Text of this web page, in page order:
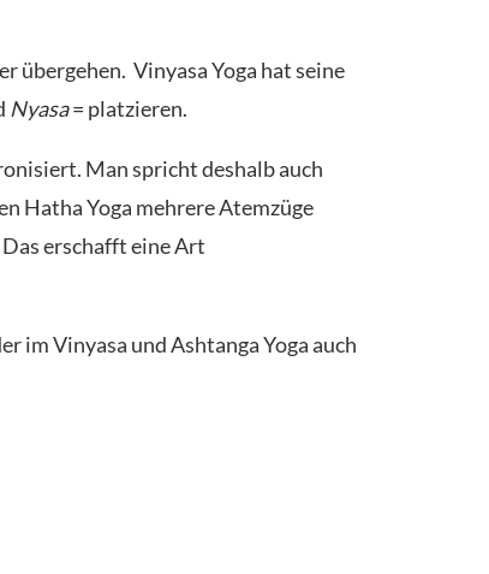
übergehen. Vinyasa Yoga hat seine
Nyasa= platzieren.
Man spricht deshalb auch
Hatha Yoga mehrere Atemzüge
erschafft eine Art
im Vinyasa und Ashtanga Yoga auch